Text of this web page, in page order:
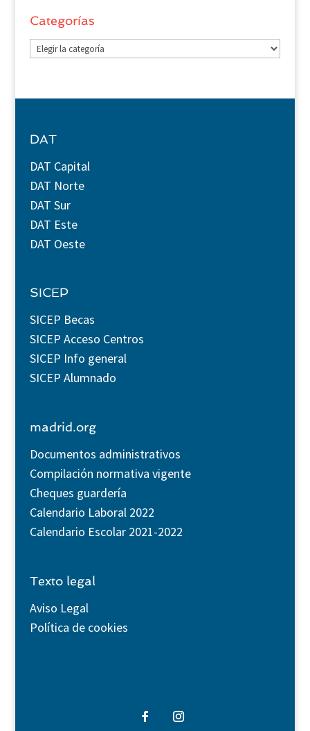
Categorías
Categorías
DAT
DAT Capital
DAT Norte
DAT Sur
DAT Este
DAT Oeste
SICEP
SICEP Becas
SICEP Acceso Centros
SICEP Info general
SICEP Alumnado
madrid.org
Documentos administrativos
Compilación normativa vigente
Cheques guardería
Calendario Laboral 2022
Calendario Escolar 2021-2022
Texto legal
Aviso Legal
Política de cookies